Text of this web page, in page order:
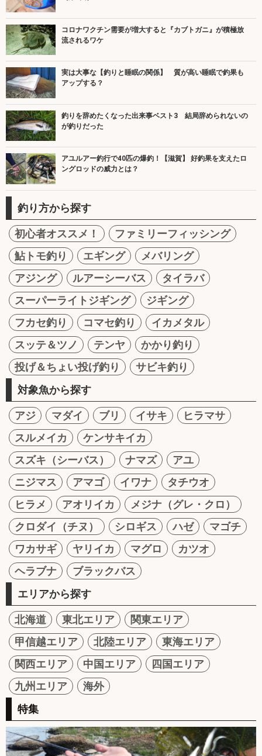
コロナワクチン需要が増大すると『カブトガニ』が積極放
流されるワケ
実は大事な【釣りと睡眠の関係】 質が高い睡眠で釣果も
アップする？
釣りを辞めたくなった出来事ベスト3 結局辞められないの
が釣りだった
アユルアー釣行で40匹の爆釣！【滋賀】 好釣果を支えたロ
ングロッドの威力とは？
釣り方から探す
初心者オススメ！
ファミリーフィッシング
鮎トモ釣り
エギング
メバリング
アジング
ルアーシーバス
タイラバ
スーパーライトジギング
ジギング
フカセ釣り
コマセ釣り
イカメタル
スッテ＆ツノ
テンヤ
かかり釣り
投げ＆ちょい投げ釣り
サビキ釣り
対象魚から探す
アジ マダイ ブリ イサキ
ヒラマサ
スルメイカ
ケンサキイカ
スズキ（シーバス）
ナマズ
アユ
ニジマス
アマゴ イワナ
タチウオ
ヒラメ
アオリイカ
メジナ（グレ・クロ）
クロダイ（チヌ）
シロギス ハゼ
マゴチ
ワカサギ
ヤリイカ マグロ
カツオ
ヘラブナ
ブラックバス
エリアから探す
北海道 東北エリア
関東エリア
甲信越エリア
北陸エリア
東海エリア
関西エリア
中国エリア
四国エリア
九州エリア
海外
特集